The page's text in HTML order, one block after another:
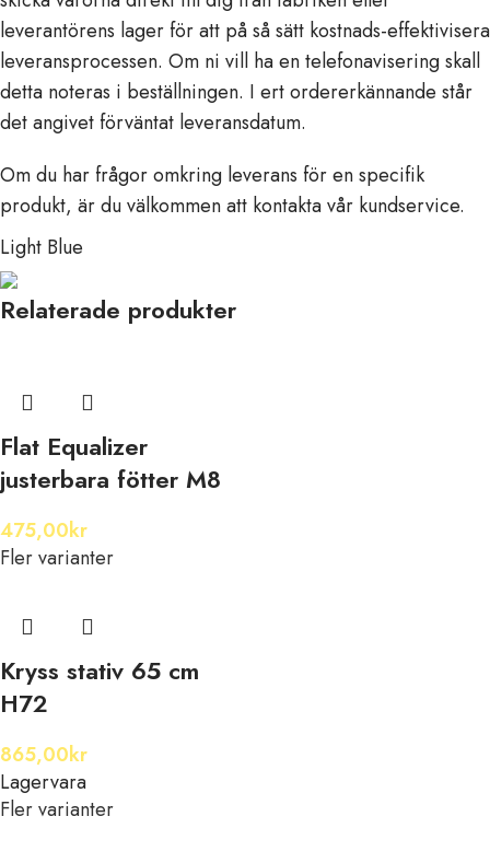
leverantörens lager för att på så sätt kostnads-effektivisera
leveransprocessen. Om ni vill ha en telefonavisering skall
detta noteras i beställningen. I ert ordererkännande står
det angivet förväntat leveransdatum.
Om du har frågor omkring leverans för en specifik
produkt, är du välkommen att kontakta vår kundservice.
Light Blue
Relaterade produkter
Flat Equalizer
justerbara fötter M8
475,00kr
Fler varianter
Kryss stativ 65 cm
H72
865,00kr
Lagervara
Fler varianter